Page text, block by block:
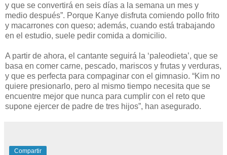
y que se convertirá en seis días a la semana un mes y
medio después”. Porque Kanye disfruta comiendo pollo frito
y macarrones con queso; además, cuando está trabajando
en el estudio, suele pedir comida a domicilio.
A partir de ahora, el cantante seguirá la ‘paleodieta’, que se
basa en comer carne, pescado, mariscos y frutas y verduras,
y que es perfecta para compaginar con el gimnasio. “Kim no
quiere presionarlo, pero al mismo tiempo necesita que se
encuentre mejor que nunca para cumplir con el reto que
supone ejercer de padre de tres hijos”, han asegurado.
Compartir